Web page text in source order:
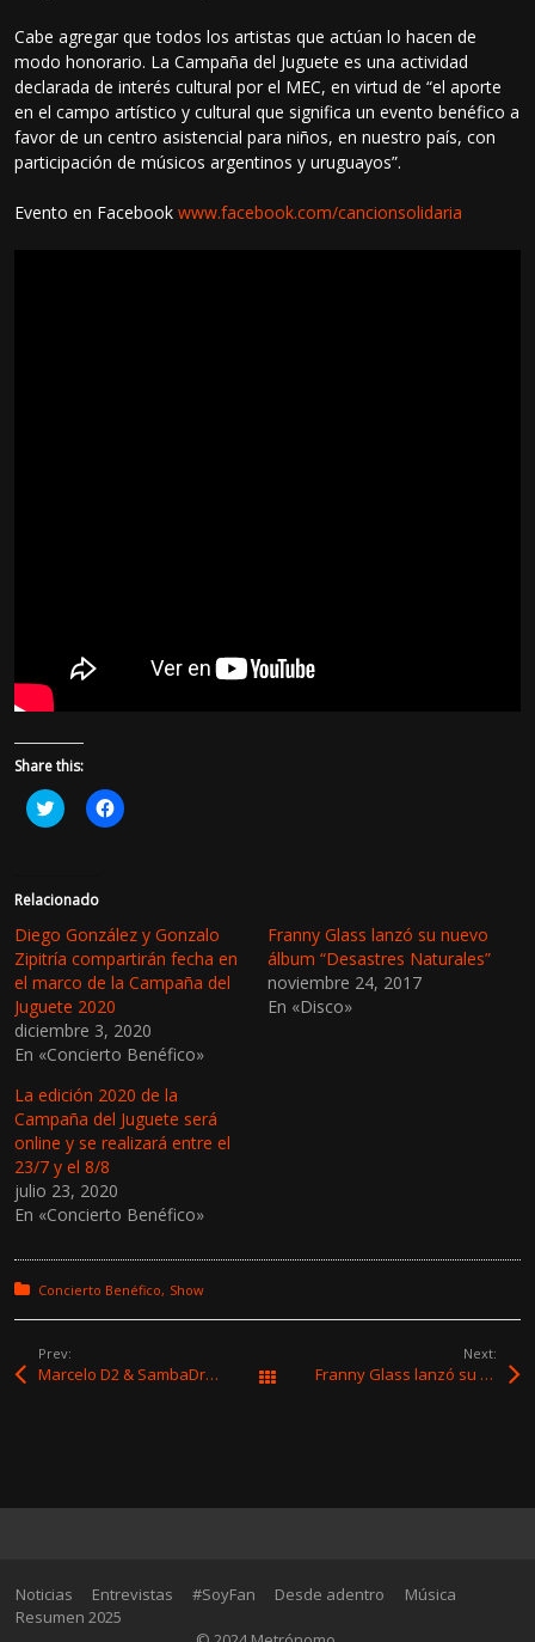
Cabe agregar que todos los artistas que actúan lo hacen de
modo honorario. La Campaña del Juguete es una actividad
declarada de interés cultural por el MEC, en virtud de “el aporte
en el campo artístico y cultural que significa un evento benéfico a
favor de un centro asistencial para niños, en nuestro país, con
participación de músicos argentinos y uruguayos”.
Evento en Facebookwww.facebook.com/cancionsolidaria
Share this:
H
a
c
a
r
a
c
o
m
p
a
r
i
r
e
n
T
w
i
t
t
e
(
e
b
e
e
n
a
v
a
)
H
a
a
r
a
c
o
p
a
r
i
r
e
n
F
e
b
o
k
S
a
e
e
t
e
v
a
Relacionado
Diego González y Gonzalo
Zipitría compartirán fecha en
el marco de la Campaña del
Juguete 2020
diciembre 3, 2020
En «Concierto Benéfico»
Franny Glass lanzó su nuevo
álbum “Desastres Naturales”
noviembre 24, 2017
En «Disco»
La edición 2020 de la
Campaña del Juguete será
online y se realizará entre el
23/7 y el 8/8
julio 23, 2020
En «Concierto Benéfico»
Posted in:
Concierto Benéfico Show
Prev:
Marcelo D2 & SambaDrive se presentan en Plaza Mateo Todas las entradas
Next:
Franny Glass lanzó su nuevo álbum “Desastres Naturales”
Noticias Entrevistas #SoyFan Desde adentro
Música
Resumen 2025